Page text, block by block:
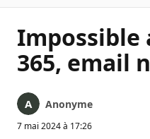
Impossible
365, email
Anonyme
7 mai 2024 à 17:26